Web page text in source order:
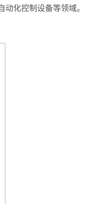
化控制设备等领域。